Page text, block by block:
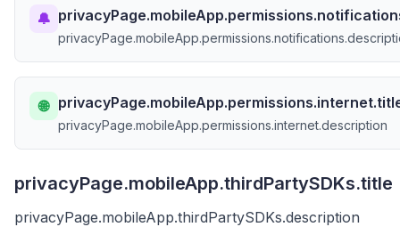
🔔
🌐
privacyPage.mobileApp.permissions.internet.description
privacyPage.mobileApp.thirdPartySDKs.title
privacyPage.mobileApp.thirdPartySDKs.description